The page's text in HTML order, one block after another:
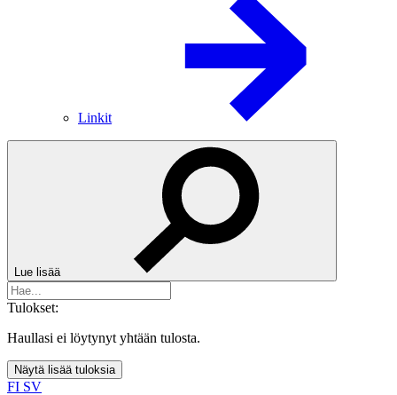
Linkit
Lue lisää
Tulokset:
Haullasi ei löytynyt yhtään tulosta.
Näytä lisää tuloksia
FI SV